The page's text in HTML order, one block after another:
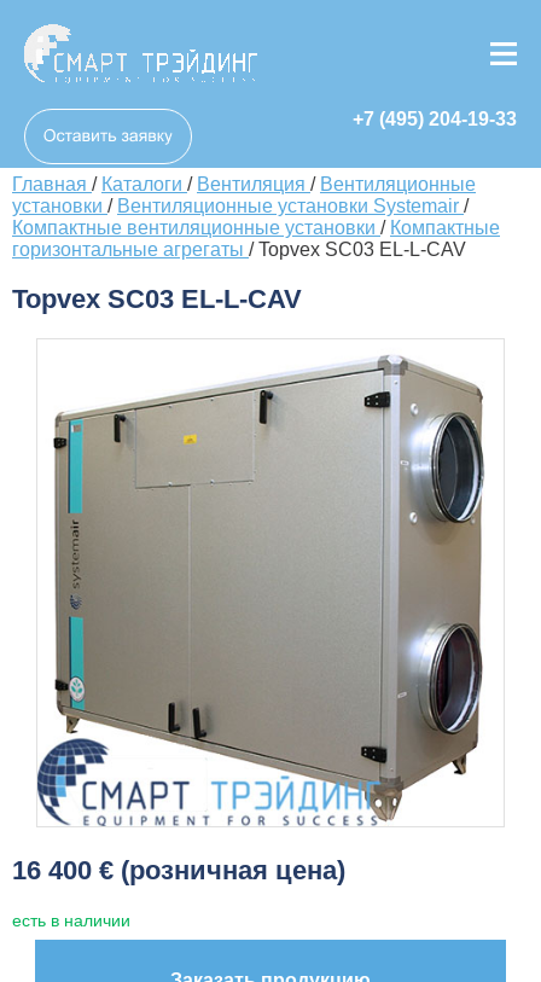
+7 (495) 204-19-33
Главная / Каталоги / Вентиляция / Вентиляционные
установки / Вентиляционные установки Systemair /
Компактные вентиляционные установки / Компактные
горизонтальные агрегаты /Topvex SC03 EL-L-CAV
Topvex SC03 EL-L-CAV
16 400 € (розничная цена)
есть в наличии